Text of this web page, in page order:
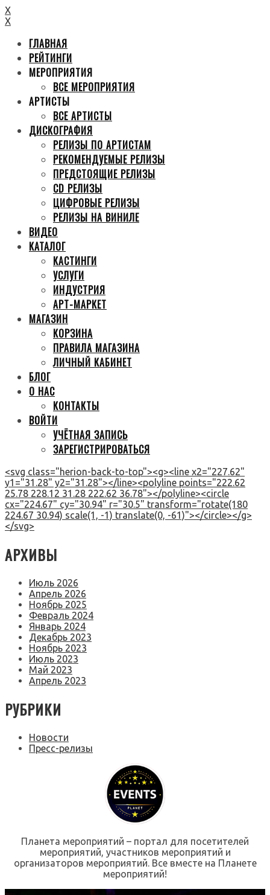
X
X
ГЛАВНАЯ
РЕЙТИНГИ
МЕРОПРИЯТИЯ
ВСЕ МЕРОПРИЯТИЯ
АРТИСТЫ
ВСЕ АРТИСТЫ
ДИСКОГРАФИЯ
РЕЛИЗЫ ПО АРТИСТАМ
РЕКОМЕНДУЕМЫЕ РЕЛИЗЫ
ПРЕДСТОЯЩИЕ РЕЛИЗЫ
CD РЕЛИЗЫ
ЦИФРОВЫЕ РЕЛИЗЫ
РЕЛИЗЫ НА ВИНИЛЕ
ВИДЕО
КАТАЛОГ
КАСТИНГИ
УСЛУГИ
ИНДУСТРИЯ
АРТ-МАРКЕТ
МАГАЗИН
КОРЗИНА
ПРАВИЛА МАГАЗИНА
ЛИЧНЫЙ КАБИНЕТ
БЛОГ
О НАС
КОНТАКТЫ
ВОЙТИ
УЧЁТНАЯ ЗАПИСЬ
ЗАРЕГИСТРИРОВАТЬСЯ
<svg class="herion-back-to-top"><g><line x2="227.62"
y1="31.28" y2="31.28"></line><polyline points="222.62
25.78 228.12 31.28 222.62 36.78"></polyline><circle
cx="224.67" cy="30.94" r="30.5" transform="rotate(180
224.67 30.94) scale(1, -1) translate(0, -61)"></circle></g>
</svg>
АРХИВЫ
Июль 2026
Апрель 2026
Ноябрь 2025
Февраль 2024
Январь 2024
Декабрь 2023
Ноябрь 2023
Июль 2023
Май 2023
Апрель 2023
РУБРИКИ
Новости
Пресс-релизы
Планета мероприятий – портал для посетителей
мероприятий, участников мероприятий и
организаторов мероприятий. Все вместе на Планете
мероприятий!